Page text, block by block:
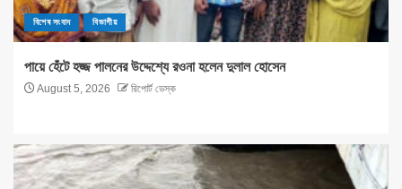
বিশেষ সংবাদ বিভাগীয়
পায়ে হেঁটে হজ্জ পালনের উদ্দেশ্যে রওনা হলেন দুলাল হোসেন
August 5, 2026 রিপোর্ট ডেস্ক